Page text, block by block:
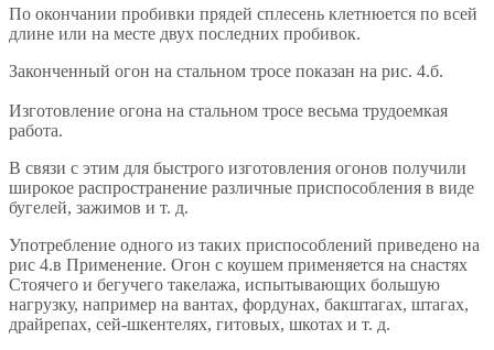
По окончании пробивки прядей сплесень клетнюется по всей
длине или на месте двух последних пробивок.
Законченный огон на стальном тросе показан на рис. 4.б.
Изготовление огона на стальном тросе весьма трудоемкая
работа.
В связи с этим для быстрого изготовления огонов получили
широкое распространение различные приспособления в виде
бугелей, зажимов и т. д.
Употребление одного из таких приспособлений приведено на
рис 4.в Применение. Огон с коушем применяется на снастях
Стоячего и бегучего такелажа, испытывающих большую
нагрузку, например на вантах, фордунах, бакштагах, штагах,
драйрепах, сей-шкентелях, гитовых, шкотах и т. д.